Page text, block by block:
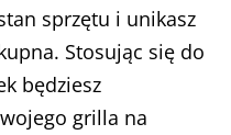
sprzętu i unikasz
Stosując się do
będziesz
grilla na